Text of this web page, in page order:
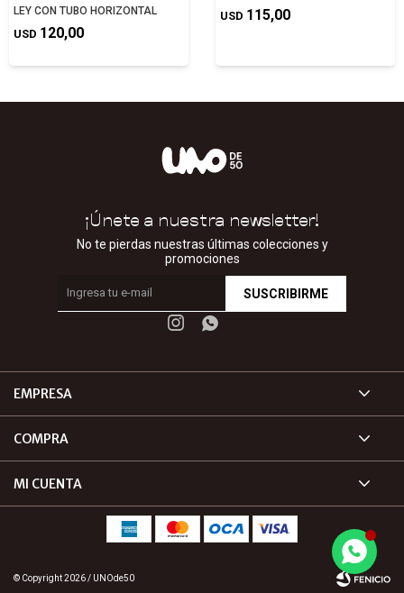
LEY CON TUBO HORIZONTAL
USD 120,00
USD 115,00
EMPRESA
COMPRA
MI CUENTA
¡Únete a nuestra newsletter!
No te pierdas nuestras últimas colecciones y
promociones
SUSCRIBIRME
 
© Copyright 2026 / UNOde50